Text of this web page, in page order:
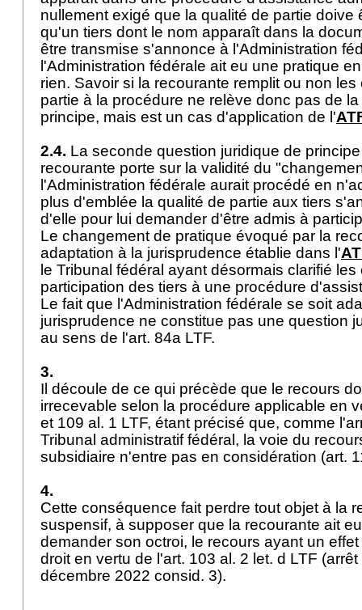
nullement exigé que la qualité de partie doive
qu'un tiers dont le nom apparaît dans la
être transmise s'annonce à l'Administration
l'Administration fédérale ait eu une pratique
rien. Savoir si la recourante remplit ou non
partie à la procédure ne relève donc pas de
principe, mais est un cas d'application de l'
2.4. La seconde question juridique de
recourante porte sur la validité du
l'Administration fédérale aurait procédé en
plus d'emblée la qualité de partie aux tiers
d'elle pour lui demander d'être admis à
Le changement de pratique évoqué par la
adaptation à la jurisprudence établie dans l'
le Tribunal fédéral ayant désormais clarifié
participation des tiers à une procédure
Le fait que l'Administration fédérale se soit
jurisprudence ne constitue pas une question
au sens de l'art. 84a LTF.
3.
Il découle de ce qui précède que le recours
irrecevable selon la procédure applicable en
et 109 al. 1 LTF, étant précisé que, comme
Tribunal administratif fédéral, la voie du
subsidiaire n'entre pas en considération (art.
4.
Cette conséquence fait perdre tout objet à la
suspensif, à supposer que la recourante ait
demander son octroi, le recours ayant un
droit en vertu de l'art. 103 al. 2 let. d LTF
décembre 2022 consid. 3).